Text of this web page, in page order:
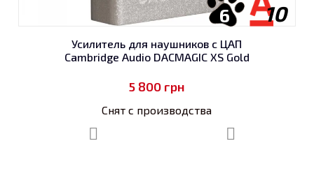
10
6
Усилитель для наушников с ЦАП
Cambridge Audio DACMAGIC XS Gold
5 800 грн
Снят с производства